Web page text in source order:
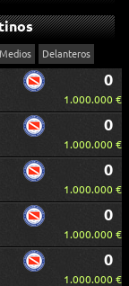
Medios Delanteros
0
1.000.000 €
0
1.000.000 €
0
1.000.000 €
0
1.000.000 €
0
1.000.000 €